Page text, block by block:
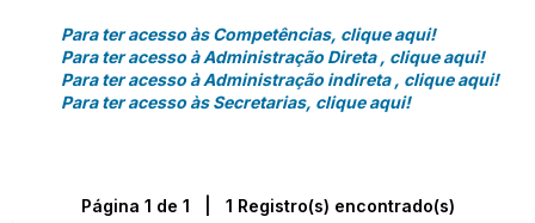
Para ter acesso às Competências, clique aqui!
Para ter acesso à Administração Direta , clique aqui!
Para ter acesso à Administração indireta , clique aqui!
Para ter acesso às Secretarias, clique aqui!
Página 1 de 1 | 1 Registro(s) encontrado(s)